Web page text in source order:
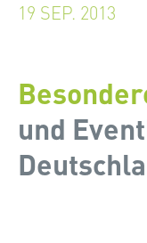
19 SEP. 2013
und